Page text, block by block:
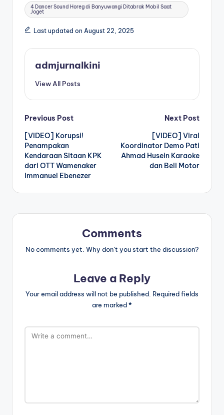
Tags:
4 Dancer Sound Horeg di Banyuwangi Ditabrak Mobil Saat
Joget
Last updated on August 22, 2025
admjurnalkini
View All Posts
Post
navigation
Previous Post
[VIDEO] Korupsi!
Penampakan
Kendaraan Sitaan KPK
dari OTT Wamenaker
Immanuel Ebenezer
Next Post
[VIDEO] Viral
Koordinator Demo Pati
Ahmad Husein Karaoke
dan Beli Motor
Comments
No comments yet. Why don’t you start the discussion?
Leave a Reply
Your email address will not be published. Required fields
are marked*